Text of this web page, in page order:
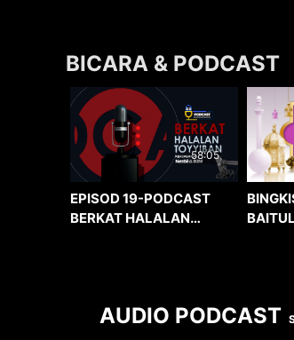
BICARA & PODCAST
58:05
EPISOD 19-PODCAST
BERKAT HALALAN
AUDIO PODCAST